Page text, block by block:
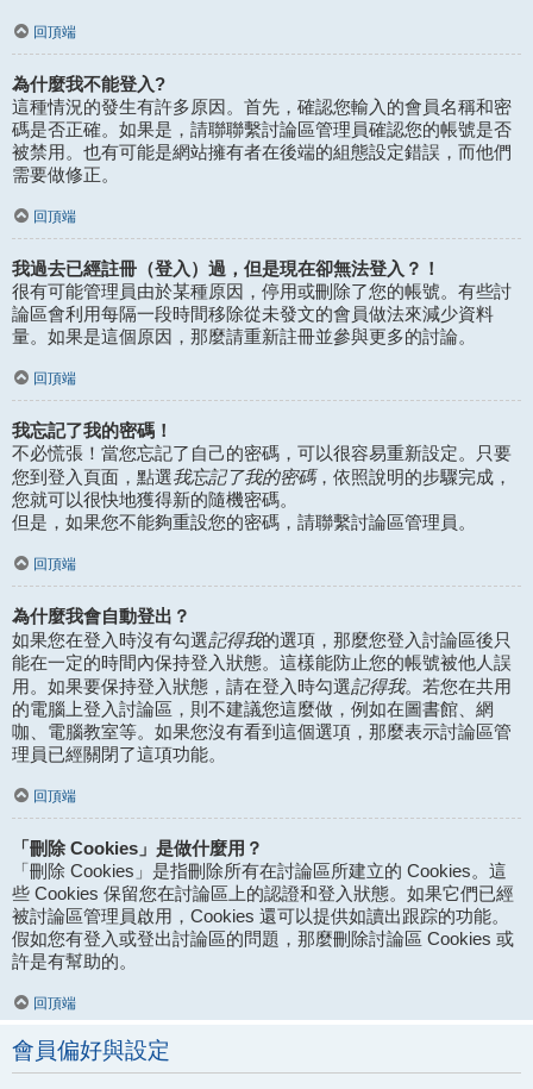
回頂端
為什麼我不能登入?
這種情況的發生有許多原因。首先，確認您輸入的會員名稱和密
碼是否正確。如果是，請聯聯繫討論區管理員確認您的帳號是否
被禁用。也有可能是網站擁有者在後端的組態設定錯誤，而他們
需要做修正。
回頂端
我過去已經註冊（登入）過，但是現在卻無法登入？！
很有可能管理員由於某種原因，停用或刪除了您的帳號。有些討
論區會利用每隔一段時間移除從未發文的會員做法來減少資料
量。如果是這個原因，那麼請重新註冊並參與更多的討論。
回頂端
我忘記了我的密碼！
不必慌張！當您忘記了自己的密碼，可以很容易重新設定。只要
您到登入頁面，點選我忘記了我的密碼，依照說明的步驟完成，
您就可以很快地獲得新的隨機密碼。
但是，如果您不能夠重設您的密碼，請聯繫討論區管理員。
回頂端
為什麼我會自動登出？
如果您在登入時沒有勾選記得我的選項，那麼您登入討論區後只
能在一定的時間內保持登入狀態。這樣能防止您的帳號被他人誤
用。如果要保持登入狀態，請在登入時勾選記得我。若您在共用
的電腦上登入討論區，則不建議您這麼做，例如在圖書館、網
咖、電腦教室等。如果您沒有看到這個選項，那麼表示討論區管
理員已經關閉了這項功能。
回頂端
「刪除 Cookies」是做什麼用？
「刪除 Cookies」是指刪除所有在討論區所建立的 Cookies。這
些 Cookies 保留您在討論區上的認證和登入狀態。如果它們已經
被討論區管理員啟用，Cookies 還可以提供如讀出跟踪的功能。
假如您有登入或登出討論區的問題，那麼刪除討論區 Cookies 或
許是有幫助的。
回頂端
會員偏好與設定